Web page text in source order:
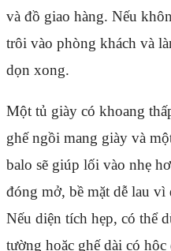
và đồ giao hàng. Nếu
trôi vào phòng khách và
dọn xong.
Một tủ giày có khoang
ghế ngồi mang giày và
balo sẽ giúp lối vào nhẹ
đóng mở, bề mặt dễ lau
Nếu diện tích hẹp, có thể
tường hoặc ghế dài có